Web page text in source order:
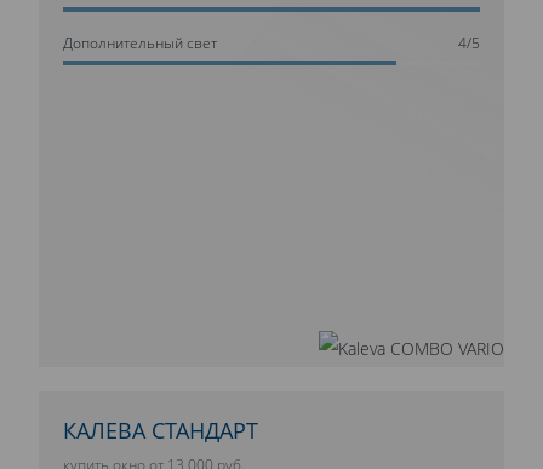
Дополнительный свет 4/5
КАЛЕВА СТАНДАРТ
купить окно от 13 000 руб.